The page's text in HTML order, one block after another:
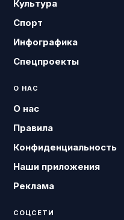
Культура
Спорт
Инфографика
Спецпроекты
О НАС
О нас
Правила
Конфиденциальность
Наши приложения
Реклама
СОЦСЕТИ